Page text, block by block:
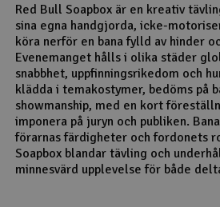
Red Bull Soapbox är en kreativ
sina egna handgjorda, icke-
köra nerför en bana fylld av hinder
Evenemanget hålls i olika städer
snabbhet, uppfinningsrikedom och
klädda i temakostymer, bedöms på
showmanship, med en kort
imponera på juryn och publiken.
förarnas färdigheter och fordonets
Soapbox blandar tävling och
minnesvärd upplevelse för både